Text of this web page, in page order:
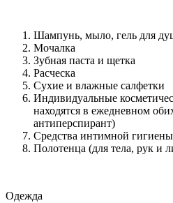
Шампунь, мыло, гель для
Мочалка
Зубная паста и щетка
Расческа
Сухие и влажные салфетки
Индивидуальные
находятся в ежедневном
антиперспирант)
Средства интимной
Полотенца (для тела, рук и
Одежда